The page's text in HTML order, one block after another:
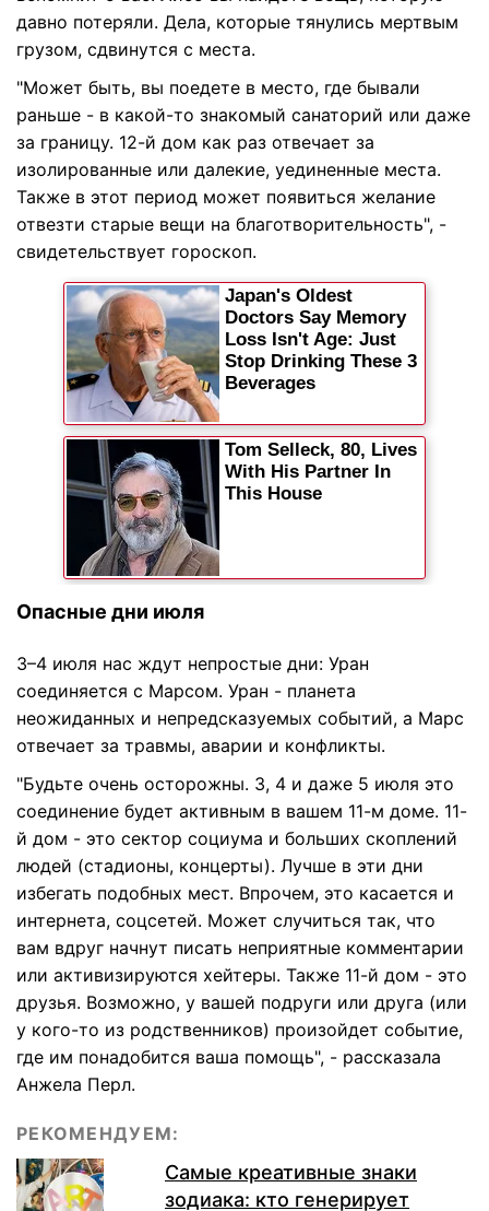
давно потеряли. Дела, которые тянулись мертвым
грузом, сдвинутся с места.
"Может быть, вы поедете в место, где бывали
раньше - в какой-то знакомый санаторий или даже
за границу. 12-й дом как раз отвечает за
изолированные или далекие, уединенные места.
Также в этот период может появиться желание
отвезти старые вещи на благотворительность", -
свидетельствует гороскоп.
Опасные дни июля
3–4 июля нас ждут непростые дни: Уран
соединяется с Марсом. Уран - планета
неожиданных и непредсказуемых событий, а Марс
отвечает за травмы, аварии и конфликты.
"Будьте очень осторожны. 3, 4 и даже 5 июля это
соединение будет активным в вашем 11-м доме. 11-
й дом - это сектор социума и больших скоплений
людей (стадионы, концерты). Лучше в эти дни
избегать подобных мест. Впрочем, это касается и
интернета, соцсетей. Может случиться так, что
вам вдруг начнут писать неприятные комментарии
или активизируются хейтеры. Также 11-й дом - это
друзья. Возможно, у вашей подруги или друга (или
у кого-то из родственников) произойдет событие,
где им понадобится ваша помощь", - рассказала
Анжела Перл.
РЕКОМЕНДУЕМ:
Самые креативные знаки
зодиака: кто генерирует